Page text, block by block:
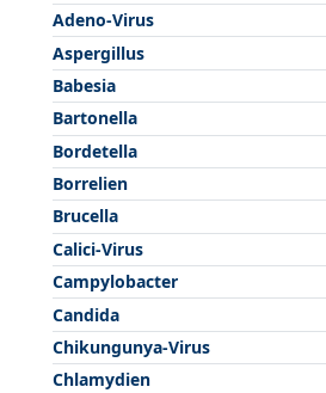
Adeno-Virus
Aspergillus
Babesia
Bartonella
Bordetella
Borrelien
Brucella
Calici-Virus
Campylobacter
Candida
Chikungunya-Virus
Chlamydien